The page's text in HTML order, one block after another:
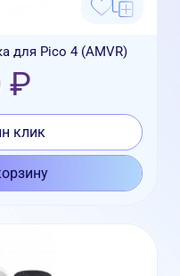
для Pico 4 (AMVR)
₽
клик